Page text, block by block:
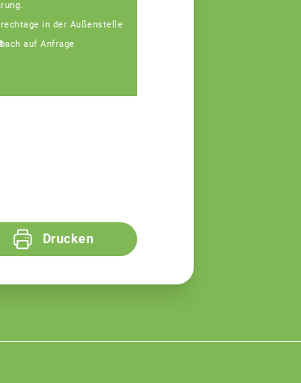
in der Außenstelle
auf Anfrage
Drucken